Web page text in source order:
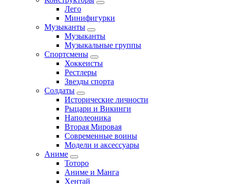
Лего
Минифигурки
Музыканты
Музыканты
Музыкальные группы
Спортсмены
Хоккеисты
Рестлеры
Звезды спорта
Солдаты
Исторические личности
Рыцари и Викинги
Наполеоника
Вторая Мировая
Современные воины
Модели и аксессуары
Аниме
Тоторо
Аниме и Манга
Хентай